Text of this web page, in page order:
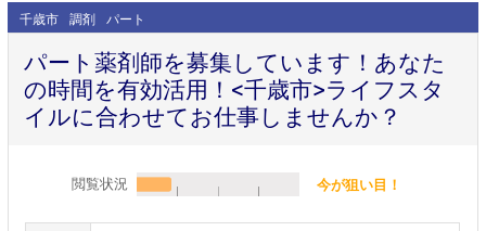
千歳市 調剤 パート
パート薬剤師を募集しています！あなた
の時間を有効活用！<千歳市>ライフスタ
イルに合わせてお仕事しませんか？
閲覧状況 今が狙い目！